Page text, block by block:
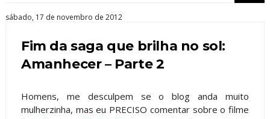
sábado, 17 de novembro de 2012
Fim da saga que brilha no sol:
Amanhecer – Parte 2
Homens, me desculpem se o blog anda muito
mulherzinha, mas eu PRECISO comentar sobre o filme